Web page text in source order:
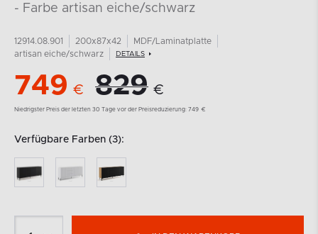
- Farbe artisan eiche/schwarz
12914.08.901 200x87x42
MDF/Laminatplatte
artisan eiche/schwarz
DETAILS
749 € 829 €
Niedrigster Preis der letzten 30 Tage vor der Preisreduzierung: 749 €
Verfügbare Farben (3):